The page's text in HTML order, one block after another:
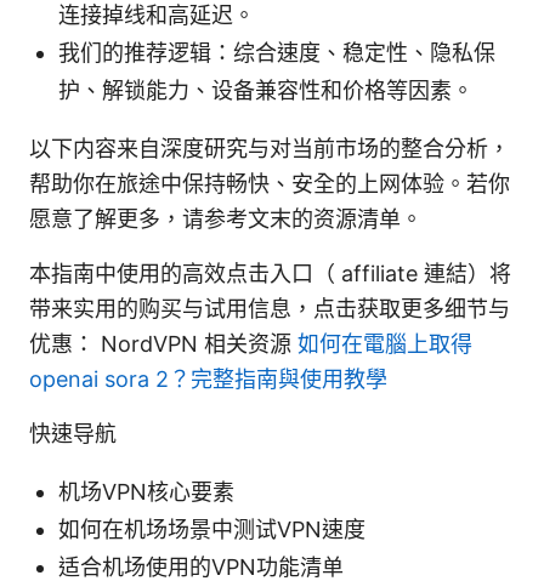
连接掉线和高延迟。
我们的推荐逻辑：综合速度、稳定性、隐私保
护、解锁能力、设备兼容性和价格等因素。
以下内容来自深度研究与对当前市场的整合分析，
帮助你在旅途中保持畅快、安全的上网体验。若你
愿意了解更多，请参考文末的资源清单。
本指南中使用的高效点击入口（ affiliate 連結）将
带来实用的购买与试用信息，点击获取更多细节与
优惠： NordVPN 相关资源 如何在電腦上取得
openai sora 2？完整指南與使用教學
快速导航
机场VPN核心要素
如何在机场场景中测试VPN速度
适合机场使用的VPN功能清单